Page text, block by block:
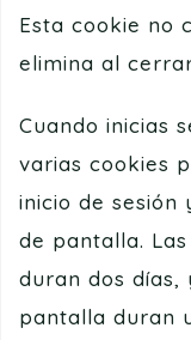
Esta cookie no
elimina al
Cuando inicias
varias cookies
inicio de sesión
de pantalla.
duran dos días,
pantalla duran